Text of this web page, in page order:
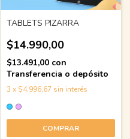
TABLETS PIZARRA
$14.990,00
$13.491,00 con
Transferencia o depósito
3 x $4.996,67 sin interés
COMPRAR